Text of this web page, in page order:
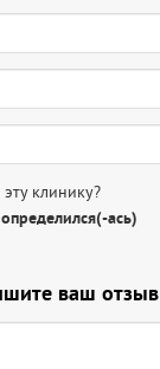
клинику?
ась)
ваш отзыв